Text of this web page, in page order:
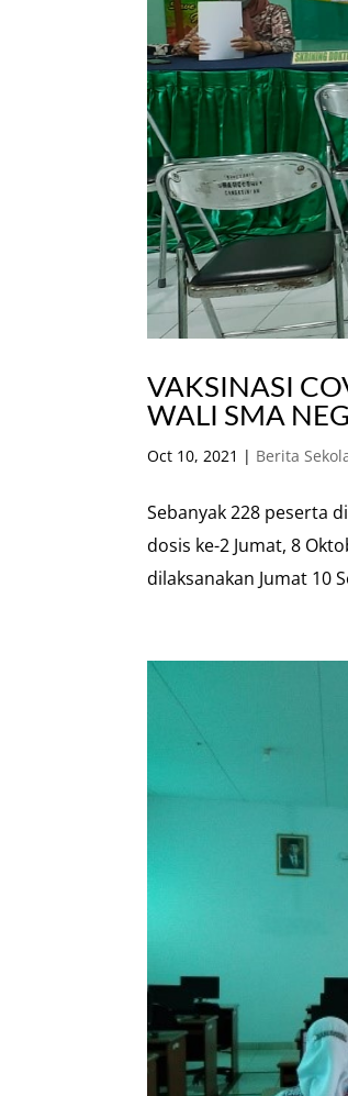
VAKSINASI
WALI SMA
Oct 10, 2021 | Berita
Sebanyak 228 peserta
dosis ke-2 Jumat, 8
dilaksanakan Jumat 10